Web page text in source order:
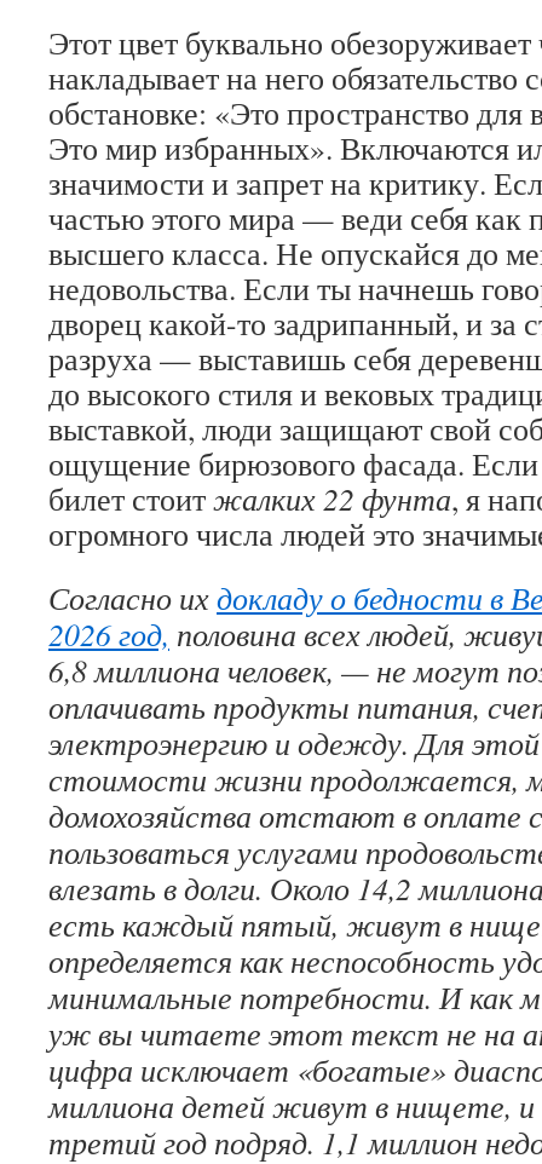
Этот цвет буквально
накладывает на него обязательство
обстановке: «Это пространство
Это мир избранных». Включаются
значимости и запрет на критику.
частью этого мира — веди себя как
высшего класса. Не опускайся до
недовольства. Если ты начнешь
дворец какой-то задрипанный, и за
разруха — выставишь себя
до высокого стиля и вековых
выставкой, люди защищают свой
ощущение бирюзового фасада.
билет стоитжалких 22 фунта, я
огромного числа людей это
Согласно ихдокладу о бедности в
2026 год, половина всех людей,
6,8 миллиона человек, — не могут
оплачивать продукты питания,
электроэнергию и одежду. Для
стоимости жизни продолжается,
домохозяйства отстают в оплате
пользоваться услугами
влезать в долги. Около 14,2
есть каждый пятый, живут в
определяется как неспособность
минимальные потребности. И как
уж вы читаете этот текст не на
цифра исключает «богатые»
миллиона детей живут в нищете,
третий год подряд. 1,1 миллион